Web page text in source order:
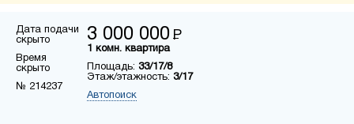
Дата подачи
скрыто
Время
скрыто
№ 214237
3 000 000 Р
1 комн. квартира
Площадь: 33/17/8
Этаж/этажность: 3/17
Автопоиск